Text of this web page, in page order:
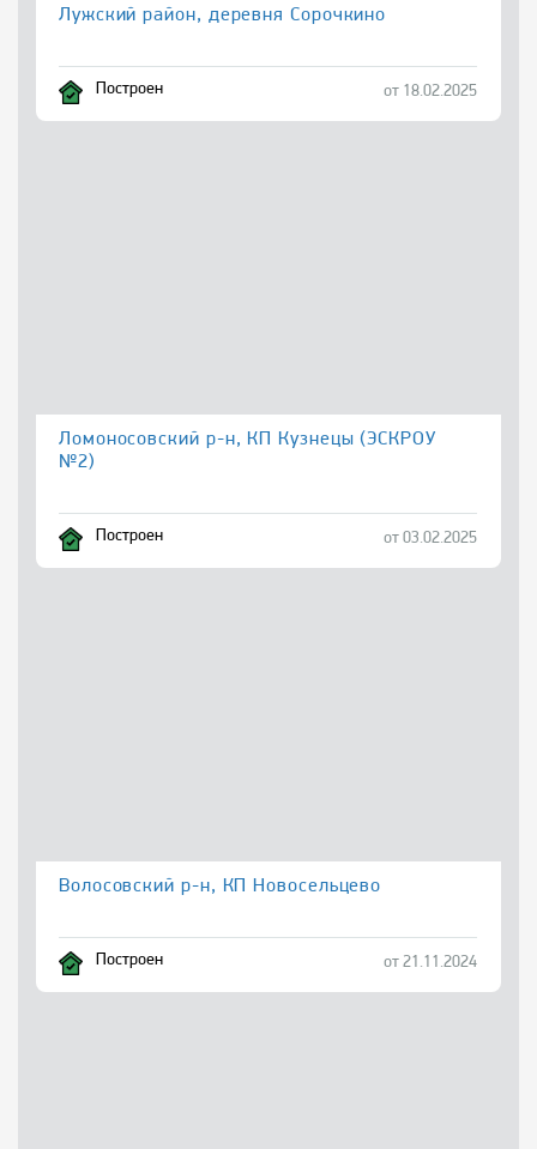
Лужский район, деревня Сорочкино
Построен от 18.02.2025
Ломоносовский р-н, КП Кузнецы (ЭСКРОУ
№2)
Построен от 03.02.2025
Волосовский р-н, КП Новосельцево
Построен от 21.11.2024